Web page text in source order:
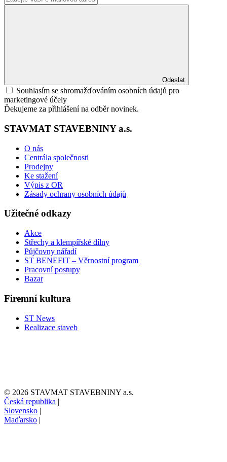
Odeslat
Souhlasím se shromažďováním osobních údajů pro
marketingové účely
Ďekujeme za přihlášení na odběr novinek.
STAVMAT STAVEBNINY a.s.
O nás
Centrála společnosti
Prodejny
Ke stažení
Výpis z OR
Zásady ochrany osobních údajů
Užitečné odkazy
Akce
Střechy a klempířské dílny
Půjčovny nářadí
ST BENEFIT – Věrnostní program
Pracovní postupy
Bazar
Firemní kultura
ST News
Realizace staveb
© 2026 STAVMAT STAVEBNINY a.s.
Česká republika |
Slovensko |
Maďarsko |